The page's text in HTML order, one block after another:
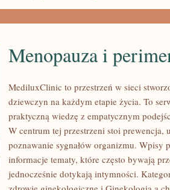
MENOPAUZA
Menopauza i
MediluxClinic to przestrzeń w sieci
dziewczyn na każdym etapie życia. To
praktyczną wiedzę z empatycznym
W centrum tej przestrzeni stoi prewencja,
poznawanie sygnałów organizmu. Wpisy
informacje tematy, które często bywają
jednocześnie dotykają intymności.